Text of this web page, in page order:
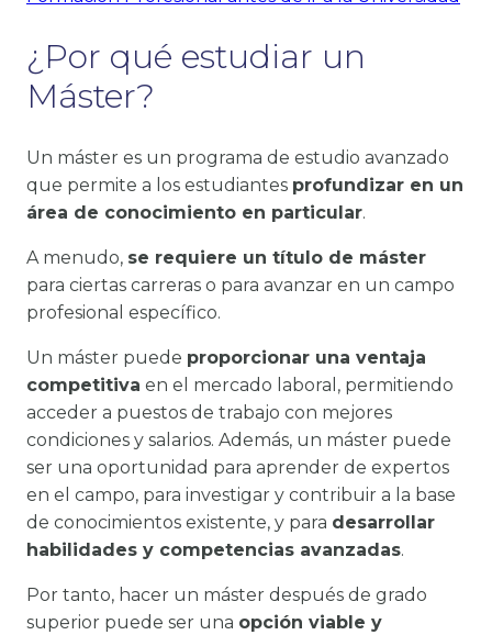
¿Por qué estudiar un
Máster?
Un máster es un programa de estudio avanzado
que permite a los estudiantes profundizar en un
área de conocimiento en particular.
A menudo, se requiere un título de máster
para ciertas carreras o para avanzar en un campo
profesional específico.
Un máster puede proporcionar una ventaja
competitiva en el mercado laboral, permitiendo
acceder a puestos de trabajo con mejores
condiciones y salarios. Además, un máster puede
ser una oportunidad para aprender de expertos
en el campo, para investigar y contribuir a la base
de conocimientos existente, y para desarrollar
habilidades y competencias avanzadas.
Por tanto, hacer un máster después de grado
superior puede ser una opción viable y